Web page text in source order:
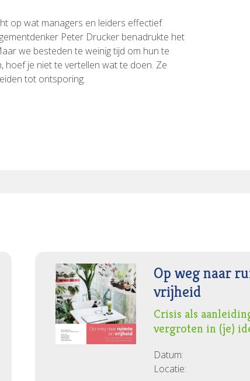
op wat managers en leiders effectief
Peter Drucker benadrukte het
we besteden te weinig tijd om hun te
hoef je niet te vertellen wat te doen. Ze
tot ontsporing.
Op weg naar
vrijheid
Crisis als
vergroten in (je)
Datum:
Locatie: